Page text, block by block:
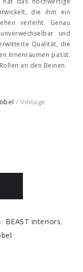
die ihm ein
verleiht. Genau
und
Qualität, die
Innenräumen passt.
an den Beinen.
/ Vintage
BEAST interiors,